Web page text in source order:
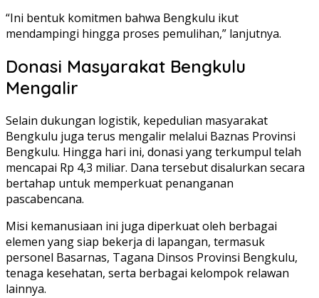
“Ini bentuk komitmen bahwa Bengkulu ikut
mendampingi hingga proses pemulihan,” lanjutnya.
Donasi Masyarakat Bengkulu
Mengalir
Selain dukungan logistik, kepedulian masyarakat
Bengkulu juga terus mengalir melalui Baznas Provinsi
Bengkulu. Hingga hari ini, donasi yang terkumpul telah
mencapai Rp 4,3 miliar. Dana tersebut disalurkan secara
bertahap untuk memperkuat penanganan
pascabencana.
Misi kemanusiaan ini juga diperkuat oleh berbagai
elemen yang siap bekerja di lapangan, termasuk
personel Basarnas, Tagana Dinsos Provinsi Bengkulu,
tenaga kesehatan, serta berbagai kelompok relawan
lainnya.